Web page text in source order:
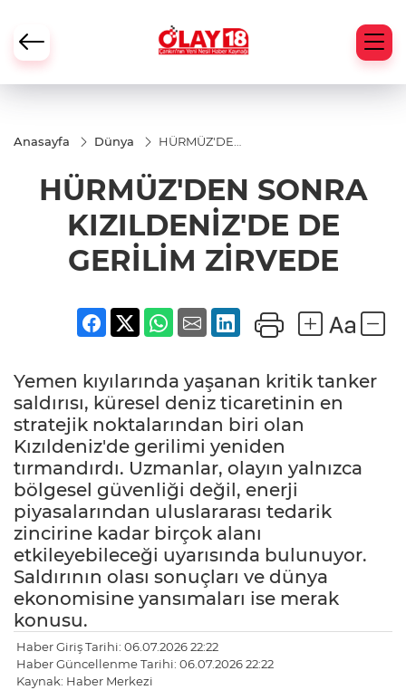
Anasayfa Dünya
HÜRMÜZ'DEN
DE GERİLİM
ZİRVEDE
HÜRMÜZ'DEN SONRA
KIZILDENİZ'DE DE
GERİLİM ZİRVEDE
Yemen kıyılarında yaşanan kritik tanker
saldırısı, küresel deniz ticaretinin en
stratejik noktalarından biri olan
Kızıldeniz'de gerilimi yeniden
tırmandırdı. Uzmanlar, olayın yalnızca
bölgesel güvenliği değil, enerji
piyasalarından uluslararası tedarik
zincirine kadar birçok alanı
etkileyebileceği uyarısında bulunuyor.
Saldırının olası sonuçları ve dünya
ekonomisine yansımaları ise merak
konusu.
Haber Giriş Tarihi: 06.07.2026 22:22
Haber Güncellenme Tarihi: 06.07.2026 22:22
Kaynak: Haber Merkezi